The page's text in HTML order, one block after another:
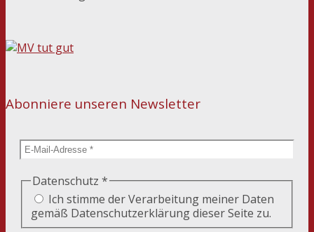
Abonniere unseren Newsletter
Datenschutz *
Ich stimme der Verarbeitung meiner Daten
gemäß Datenschutzerklärung dieser Seite zu.